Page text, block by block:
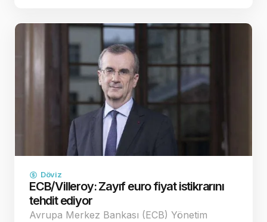
Döviz
ECB/Villeroy: Zayıf euro fiyat istikrarını
tehdit ediyor
Avrupa Merkez Bankası (ECB) Yönetim